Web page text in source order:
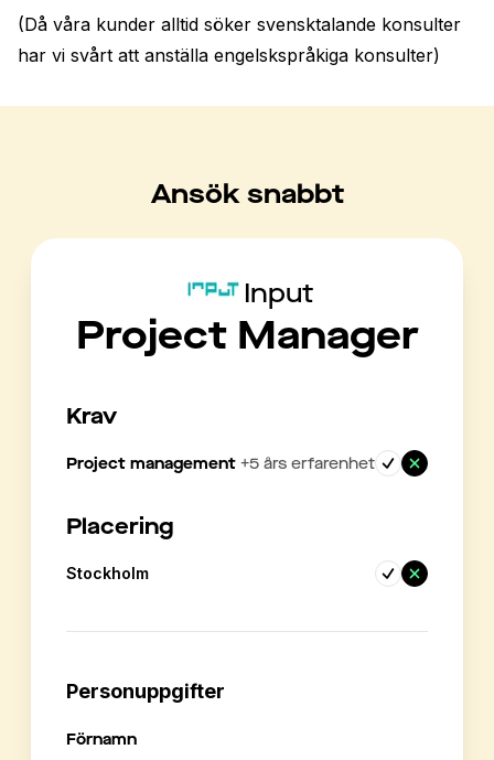
(Då våra kunder alltid söker svensktalande konsulter
har vi svårt att anställa engelskspråkiga konsulter)
Ansök snabbt
Input
Project Manager
Krav
Project management +5 års erfarenhet
Placering
Stockholm
Personuppgifter
Förnamn